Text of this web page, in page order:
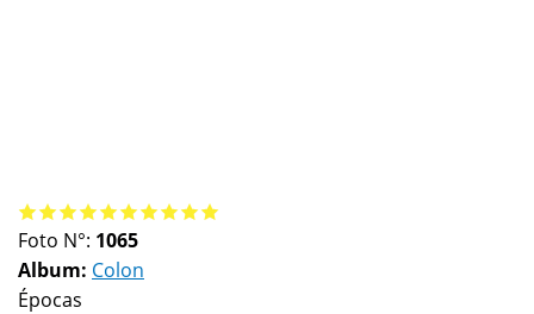
Foto N°: 1065
Album: Colon
Épocas